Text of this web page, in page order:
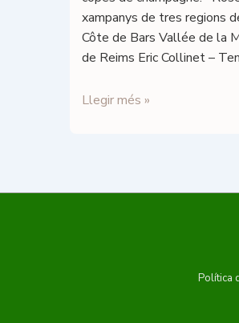
de
gener
a
19h.
xampanys de tres regions
Côte de Bars Vallée de la
de Reims Eric Collinet –
Roses
Llegir més »
Política